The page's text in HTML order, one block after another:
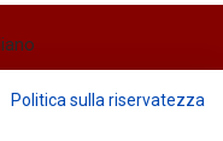
Fiorella Falci
Politica sulla riservatezza